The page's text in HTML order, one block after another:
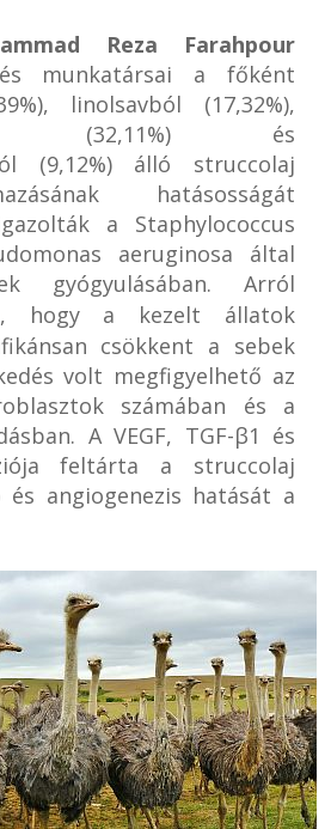
Reza Farahpour
munkatársai a főként
linolsavból (17,32%),
(32,11%) és
(9,12%) álló struccolaj
hatásosságát
a Staphylococcus
aeruginosa által
gyógyulásában. Arról
, hogy a kezelt állatok
csökkent a sebek
volt megfigyelhető az
számában és a
A VEGF, TGF-β1 és
feltárta a struccolaj
és angiogenezis hatását a